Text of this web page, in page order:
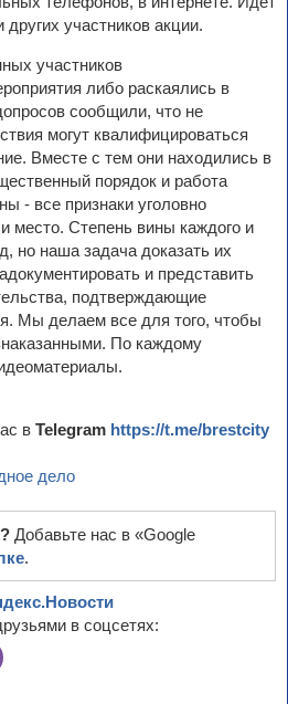
участников акции.
участников
либо раскаялись в
сообщили, что не
могут квалифицироваться
Вместе с тем они находились в
порядок и работа
- все признаки уголовно
место. Степень вины каждого и
но наша задача доказать их
и представить
подтверждающие
Мы делаем все для того, чтобы
По каждому
в Telegram https://t.me/brestcity
дело
Добавьте нас в «Google
.
в соцсетях: